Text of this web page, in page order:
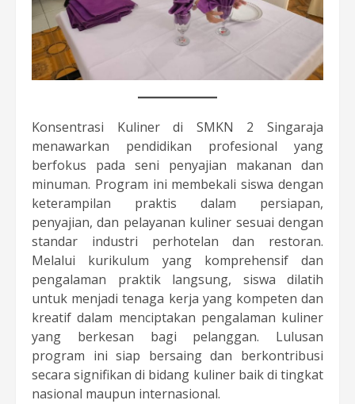
Konsentrasi Kuliner di SMKN 2 Singaraja
menawarkan pendidikan profesional yang
berfokus pada seni penyajian makanan dan
minuman. Program ini membekali siswa dengan
keterampilan praktis dalam persiapan,
penyajian, dan pelayanan kuliner sesuai dengan
standar industri perhotelan dan restoran.
Melalui kurikulum yang komprehensif dan
pengalaman praktik langsung, siswa dilatih
untuk menjadi tenaga kerja yang kompeten dan
kreatif dalam menciptakan pengalaman kuliner
yang berkesan bagi pelanggan. Lulusan
program ini siap bersaing dan berkontribusi
secara signifikan di bidang kuliner baik di tingkat
nasional maupun internasional.